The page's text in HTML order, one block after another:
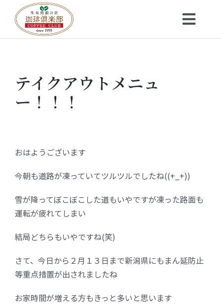
content
お知らせ
珈琲豆・特選ギフト
店舗一覧
FC加盟店募集
お問合せ
テイクアウトメニュ
ー！！！
おはようございます
今朝も道路が凍っていてツルツルでしたね((+_+))
雪が降ってぼこぼこした道もいやですが凍った路面も
運転が疲れてしまい
結局どちらもいやですね(笑)
さて、今日から２月１３日まで新潟県にもまん延防止
等重点措置が出されましたね
お家時間が増える方もきっと多いと思います